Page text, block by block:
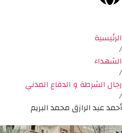
الرئيسية
/
الشهداء
/
رجال الشرطة و الدفاع المدني
/
أحمد عبد الرازق محمد البريم